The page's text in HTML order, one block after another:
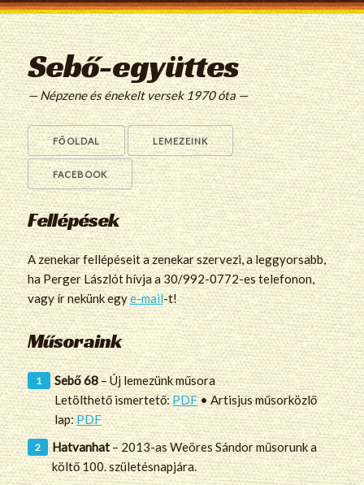
Sebő-együttes
— Népzene és énekelt versek 1970 óta —
FŐOLDAL LEMEZEINK
FACEBOOK
Fellépések
A zenekar fellépéseit a zenekar szervezi, a leggyorsabb,
ha Perger Lászlót hívja a 30/992-0772-es telefonon,
vagy ír nekünk egye-mail-t!
Műsoraink
Sebő 68 – Új lemezünk műsora
Letölthető ismertető: PDF• Artisjus műsorközlő
lap:PDF
Hatvanhat– 2013-as Weöres Sándor műsorunk a
költő 100. születésnapjára.